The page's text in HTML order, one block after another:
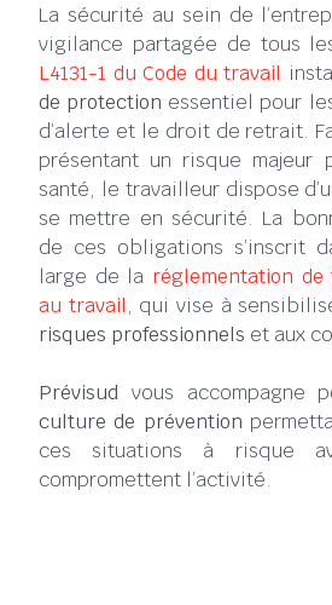
La sécurité au sein de
vigilance partagée de tous
L4131-1 du Code du travail
de protection essentiel pour
d’alerte et le droit de retrait.
présentant un risque majeur
santé, le travailleur dispose
se mettre en sécurité. La
de ces obligations s’inscrit
large de la réglementation
au travail, qui vise à
risques professionnels et aux
Prévisud vous accompagne
culture de prévention
ces situations à risque
compromettent l’activité.